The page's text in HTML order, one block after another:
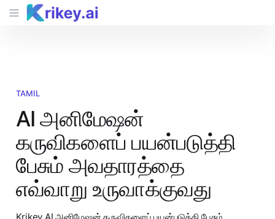
TAMIL
AI அனிமேஷன்
கருவிகளைப் பயன்படுத்தி
பேசும் அவதாரத்தை
எவ்வாறு உருவாக்குவது